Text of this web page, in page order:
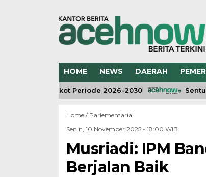
HOME NEWS DAERAH
Muskot Periode 2026-2030
Home / Parlementarial
Senin, 10 November 2025 - 18:00 WIB
Musriadi: IPM
Berjalan Baik